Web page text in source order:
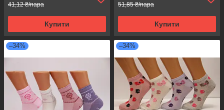
41,12 ₴/пара
Купити
51,85 ₴/пара
Купити
–34% –34%